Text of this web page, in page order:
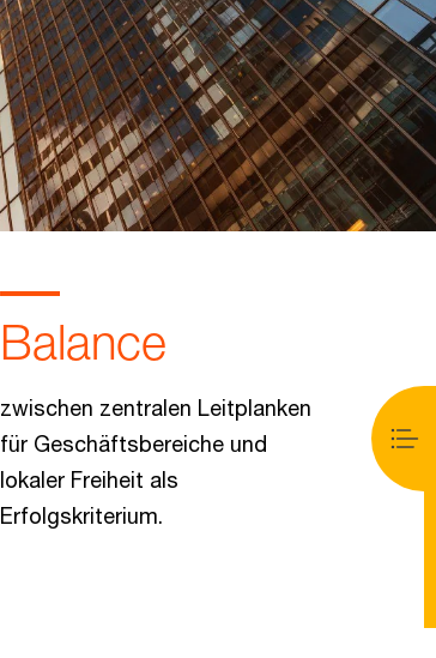
Balance
zwischen zentralen Leitplanken
für Geschäftsbereiche und
lokaler Freiheit als
Erfolgskriterium.